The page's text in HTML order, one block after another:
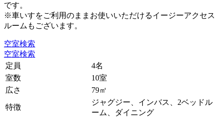
です。
※車いすをご利用のままお使いいただけるイージーアクセス
ルームもございます。
空室検索
空室検索
定員
4名
室数
10室
広さ
79㎡
特徴
ジャグジー、インバス、2ベッドル
ーム、ダイニング